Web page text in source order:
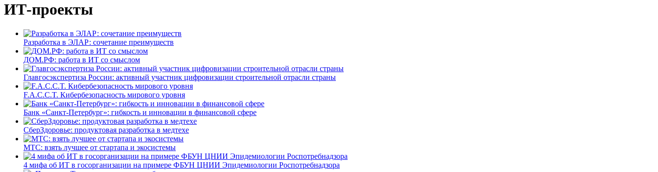
ИТ-проекты
Разработка в ЭЛАР: сочетание преимуществ
ДОМ.РФ: работа в ИТ со смыслом
Главгосэкспертиза России: активный участник цифровизации строительной отрасли страны
F.A.C.C.T. Кибербезопасность мирового уровня
Банк «Санкт-Петербург»: гибкость и инновации в финансовой сфере
СберЗдоровье: продуктовая разработка в медтехе
МТС: взять лучшее от стартапа и экосистемы
4 мифа об ИТ в госорганизации на примере ФБУН ЦНИИ Эпидемиологии Роспотребнадзора